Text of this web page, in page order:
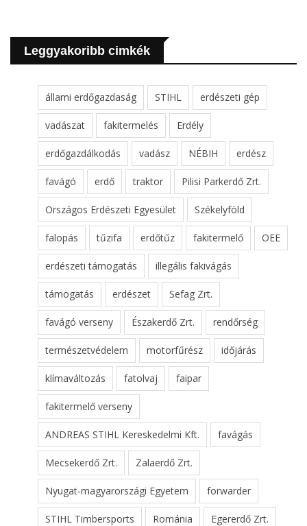
Leggyakoribb cimkék
állami erdőgazdaság STIHL erdészeti gép
vadászat fakitermelés Erdély
erdőgazdálkodás vadász NÉBIH erdész
favágó erdő traktor Pilisi Parkerdő Zrt.
Országos Erdészeti Egyesület Székelyföld
falopás tűzifa erdőtűz fakitermelő OEE
erdészeti támogatás illegális fakivágás
támogatás erdészet Sefag Zrt.
favágó verseny Északerdő Zrt. rendőrség
természetvédelem motorfűrész időjárás
klímaváltozás fatolvaj faipar
fakitermelő verseny
ANDREAS STIHL Kereskedelmi Kft. favágás
Mecsekerdő Zrt. Zalaerdő Zrt.
Nyugat-magyarországi Egyetem forwarder
STIHL Timbersports Románia Egererdő Zrt.